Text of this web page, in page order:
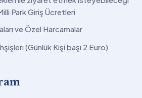
Park Giriş Ücretleri
ve Özel Harcamalar
(Günlük Kişi başı 2 Euro)